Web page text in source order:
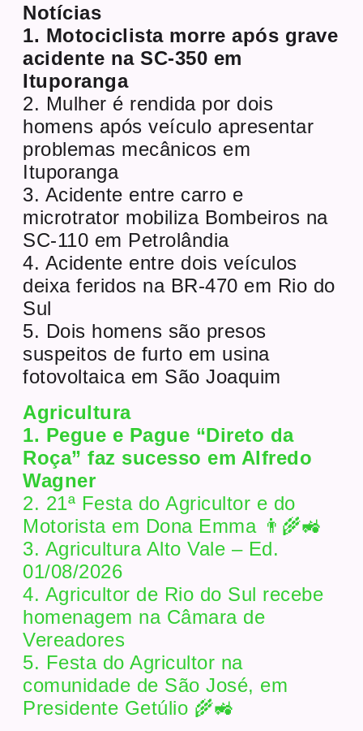
Notícias
1. Motociclista morre após grave
acidente na SC-350 em
Ituporanga
2. Mulher é rendida por dois
homens após veículo apresentar
problemas mecânicos em
Ituporanga
3. Acidente entre carro e
microtrator mobiliza Bombeiros na
SC-110 em Petrolândia
4. Acidente entre dois veículos
deixa feridos na BR-470 em Rio do
Sul
5. Dois homens são presos
suspeitos de furto em usina
fotovoltaica em São Joaquim
Agricultura
1. Pegue e Pague “Direto da
Roça” faz sucesso em Alfredo
Wagner
2. 21ª Festa do Agricultor e do
Motorista em Dona Emma 👨‍🌾🚜
3. Agricultura Alto Vale – Ed.
01/08/2026
4. Agricultor de Rio do Sul recebe
homenagem na Câmara de
Vereadores
5. Festa do Agricultor na
comunidade de São José, em
Presidente Getúlio 🌾🚜